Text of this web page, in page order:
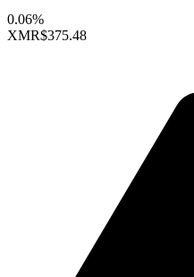
0.06%
XMR$375.48